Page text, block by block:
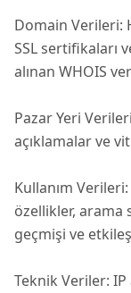
Domain Verileri:
SSL sertifikaları
alınan WHOIS
Pazar Yeri
açıklamalar ve
Kullanım
özellikler, arama
geçmişi ve
Teknik Veriler: